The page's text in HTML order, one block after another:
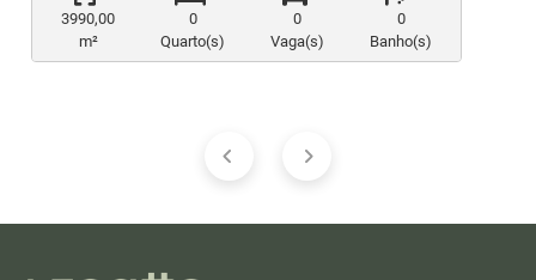
3990,00
m²
0
Quarto(s)
0
Vaga(s)
0
Banho(s)